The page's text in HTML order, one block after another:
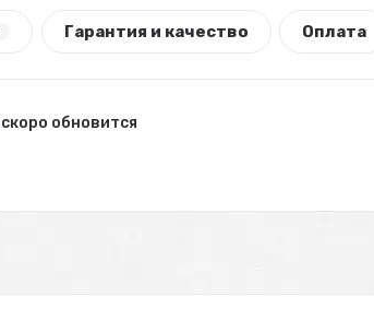
Гарантия и качество Оплата
скоро обновится